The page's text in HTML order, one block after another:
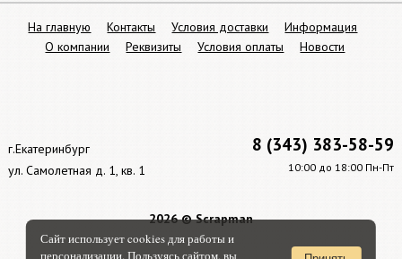
8 (343) 383-58-59
10:00 до 18:00 Пн-Пт
г.Екатеринбург
ул. Самолетная д. 1, кв. 1
2026 © Scrapman
На главную Контакты Условия доставки
Информация
О компании
Реквизиты Условия оплаты Новости
Сайт использует cookies для работы и
персонализации. Пользуясь сайтом, вы